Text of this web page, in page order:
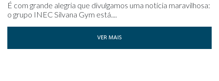
É com grande alegria que divulgamos uma notícia maravilhosa:
o grupo INEC Silvana Gym está....
VER MAIS